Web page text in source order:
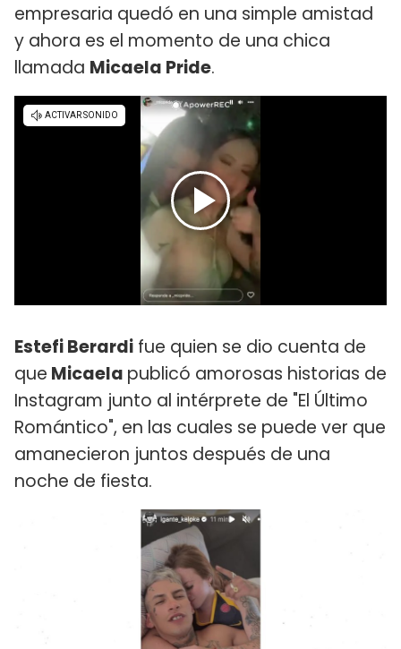
empresaria quedó en una simple amistad
y ahora es el momento de una chica
llamada Micaela Pride.
Estefi Berardi fue quien se dio cuenta de
que Micaela publicó amorosas historias de
Instagram junto al intérprete de "El Último
Romántico", en las cuales se puede ver que
amanecieron juntos después de una
noche de fiesta.